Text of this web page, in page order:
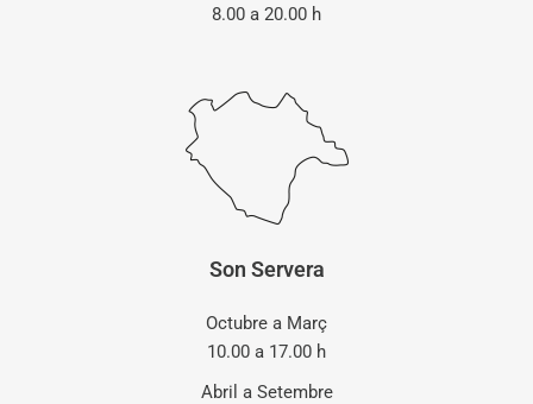
8.00 a 20.00 h
Son Servera
Octubre a Març
10.00 a 17.00 h
Abril a Setembre